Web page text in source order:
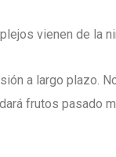
vienen de la
a largo plazo.
frutos pasado